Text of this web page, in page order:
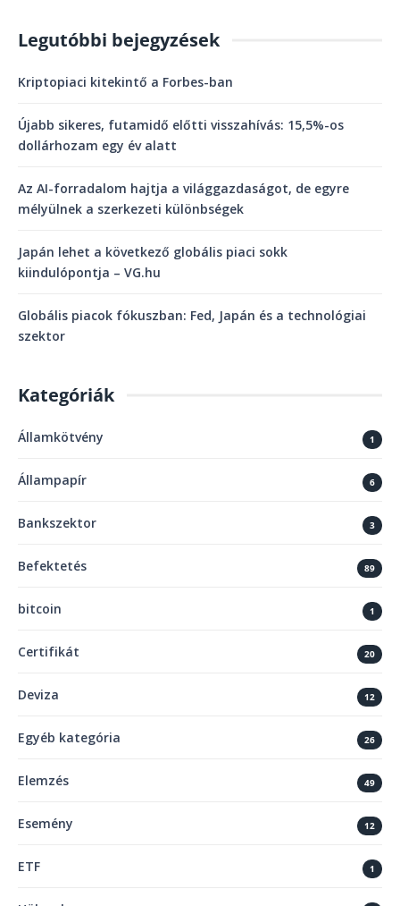
Legutóbbi bejegyzések
Kriptopiaci kitekintő a Forbes-ban
Újabb sikeres, futamidő előtti visszahívás: 15,5%-os
dollárhozam egy év alatt
Az AI-forradalom hajtja a világgazdaságot, de egyre
mélyülnek a szerkezeti különbségek
Japán lehet a következő globális piaci sokk
kiindulópontja – VG.hu
Globális piacok fókuszban: Fed, Japán és a technológiai
szektor
Kategóriák
Államkötvény 1
Állampapír 6
Bankszektor 3
Befektetés 89
bitcoin 1
Certifikát 20
Deviza 12
Egyéb kategória 26
Elemzés 49
Esemény 12
ETF 1